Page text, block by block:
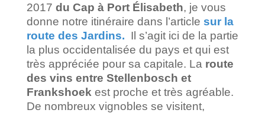
2017 du Cap à Port Élisabeth, je vous
donne notre itinéraire dans l’article sur la
route des Jardins. Il s’agit ici de la partie
la plus occidentalisée du pays et qui est
très appréciée pour sa capitale. La route
des vins entre Stellenbosch et
Frankshoek est proche et très agréable.
De nombreux vignobles se visitent,